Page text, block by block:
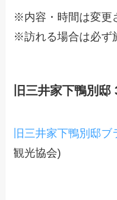
※内容・時間は変更
※訪れる場合は必ず
旧三井家下鴨別
旧三井家下鴨別邸
観光協会)